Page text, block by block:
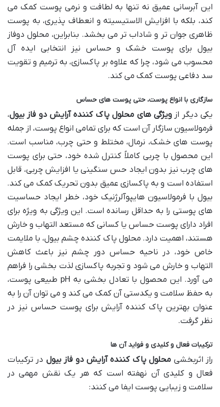
این آبرسانی عمیق نه تنها به لطافت و نرمی پوست کمک می
کند، بلکه با افزایش الاستیسیته و انعطاف پذیری، به پوست
ظاهری جوان تر و شاداب تر می بخشد. بنابراین، محلول دوفاز
بیول برای پوست خشک و حساس نیز انتخابی ایده آل
محسوب می شود، چرا که علاوه بر پاکسازی، به ترمیم و تقویت
سد دفاعی پوست کمک می کند.
سازگاری با انواع پوست، حتی پوست های حساس
یکی دیگر ازویژگی های محلول پاک کننده آرایش دو فاز بیول،
فرمولاسیون سازگار آن است که برای تمامی انواع پوست، از جمله
پوست های خشک، نرمال، مختلط و حتی چرب، مناسب است.
این محصول با چربی کاملاً کنترل شده خود، حتی برای پوست
های چرب نیز بدون ایجاد حس سنگینی یا افزایش چربی، قابل
استفاده است و به پاکسازی عمیق بدون تحریک کمک می کند.
بیول با فرمولاسیون هایپوآلرژنیک خود، خطر ایجاد حساسیت
های پوستی را به حداقل رسانده است. این ویژگی به ویژه برای
افراد دارای پوست حساس یا کسانی که مستعد التهاب و خارش
هستند، اهمیت دارد. محلول پاک کننده چشم بیول، با ملایمت
خاص خود، در ناحیه حساس دور چشم نیز باعث کاهش
التهاب و خارش می شود و تجربه پاکسازی لذت بخشی را فراهم
می آورد. این محصول با تعادل بخشی به pH طبیعی پوست،
به حفظ سلامت و یکدستی آن کمک می کند و می توان آن را به
عنوان بهترین پاک کننده آرایش برای پوست حساس نیز در
نظر گرفت.
ترکیبات فعال و کلیدی و فواید آن ها
راز اثربخشی محلول پاک کننده آرایش دو فاز بیول در ترکیبات
فعال و کلیدی آن نهفته است که هر یک نقش مهمی در
سلامت و زیبایی پوست ایفا می کنند: